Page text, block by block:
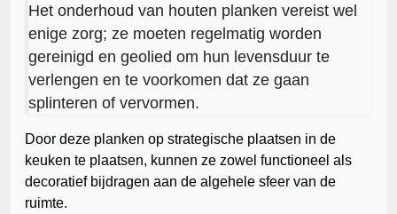
Het onderhoud van houten planken vereist wel
enige zorg; ze moeten regelmatig worden
gereinigd en geolied om hun levensduur te
verlengen en te voorkomen dat ze gaan
splinteren of vervormen.
Door deze planken op strategische plaatsen in de
keuken te plaatsen, kunnen ze zowel functioneel als
decoratief bijdragen aan de algehele sfeer van de
ruimte.